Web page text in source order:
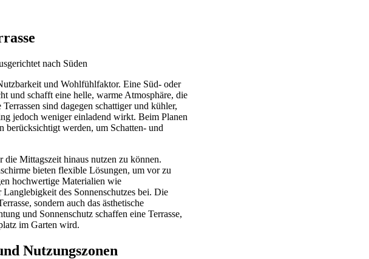
und Wohlfühlfaktor. Eine Süd- oder
und schafft eine helle, warme Atmosphäre, die
sind dagegen schattiger und kühler,
jedoch weniger einladend wirkt. Beim Planen
berücksichtigt werden, um Schatten- und
die Mittagszeit hinaus nutzen zu können.
bieten flexible Lösungen, um vor zu
hochwertige Materialien wie
des Sonnenschutzes bei. Die
sondern auch das ästhetische
und Sonnenschutz schaffen eine Terrasse,
im Garten wird.
Nutzungszonen